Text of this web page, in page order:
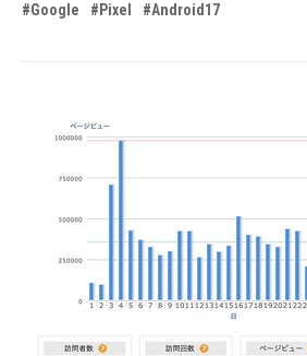
#Google #Pixel #Android17